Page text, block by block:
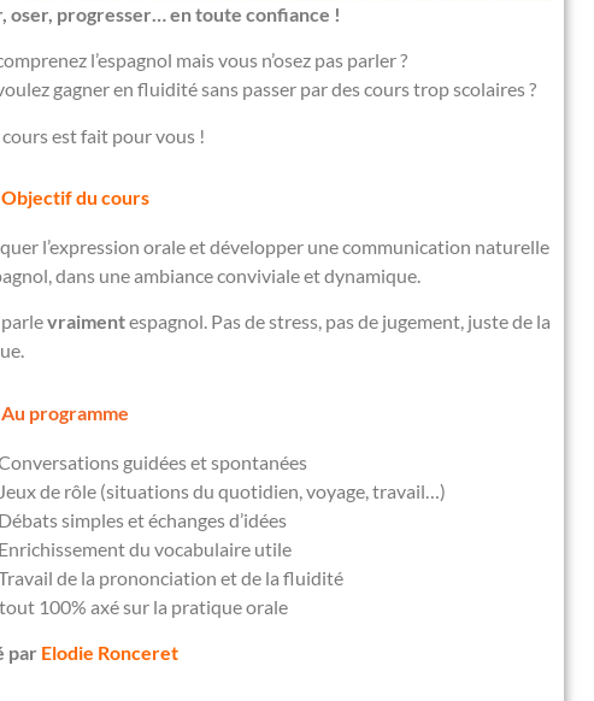
oser, progresser… en toute confiance !
l’espagnol mais vous n’osez pas parler ?
gagner en fluidité sans passer par des cours trop scolaires ?
cours est fait pour vous !
Objectif du cours
l’expression orale et développer une communication naturelle
dans une ambiance conviviale et dynamique.
parlevraimentespagnol. Pas de stress, pas de jugement, juste de la
Au programme
guidées et spontanées
Jeux de rôle (situations du quotidien, voyage, travail…)
Débats simples et échanges d’idées
Enrichissement du vocabulaire utile
de la prononciation et de la fluidité
100% axé sur la pratique orale
par Elodie Ronceret